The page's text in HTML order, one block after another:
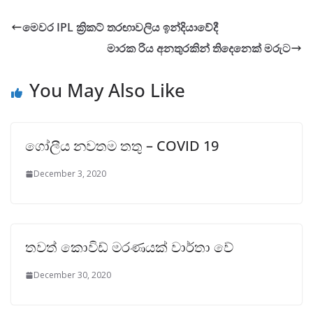
මෙවර IPL ක්‍රිකට් තරඟාවලිය ඉන්දියාවේදී
මාරක රිය අනතුරකින් තිදෙනෙක් මරුට
You May Also Like
ගෝලීය නවතම තතු – COVID 19
December 3, 2020
තවත් කොවිඩ් මරණයක් වාර්තා වේ
December 30, 2020